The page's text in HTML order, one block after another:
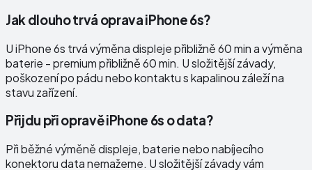
Jak dlouho trvá oprava iPhone 6s?
U iPhone 6s trvá výměna displeje přibližně 60 min a výměna
baterie - premium přibližně 60 min. U složitější závady,
poškození po pádu nebo kontaktu s kapalinou záleží na
stavu zařízení.
Přijdu při opravě iPhone 6s o data?
Při běžné výměně displeje, baterie nebo nabíjecího
konektoru data nemažeme. U složitější závady vám